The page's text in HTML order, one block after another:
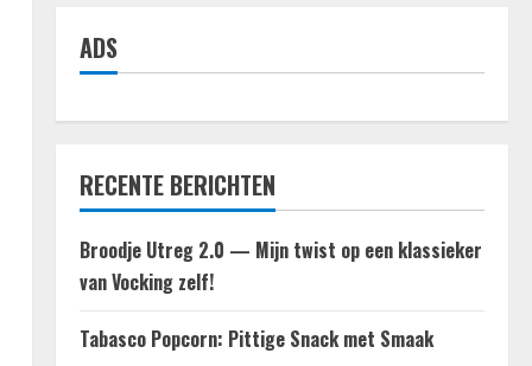
ADS
RECENTE BERICHTEN
Broodje Utreg 2.0 — Mijn twist op een klassieker
van Vocking zelf!
Tabasco Popcorn: Pittige Snack met Smaak